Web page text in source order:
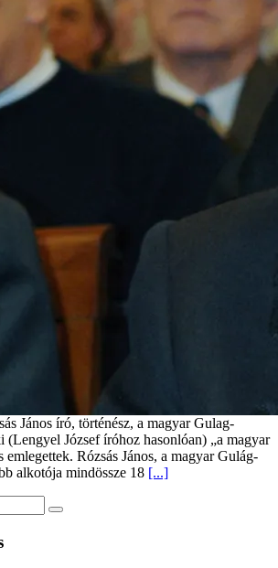
János író, történész, a magyar Gulag-
József íróhoz hasonlóan) „a magyar
emlegettek. Rózsás János, a magyar Gulág-
alkotója mindössze 18 [...]